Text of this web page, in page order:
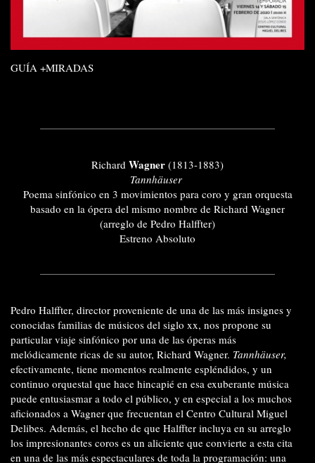
GUÍA +MIRADAS
Richard Wagner (1813-1883)
Tannhäuser
Poema sinfónico en 3 movimientos para coro y gran orquesta
basado en la ópera del mismo nombre de Richard Wagner
(arreglo de Pedro Halffter)
Estreno Absoluto
Pedro Halffter, director proveniente de una de las más insignes y
conocidas familias de músicos del siglo xx, nos propone su
particular viaje sinfónico por una de las óperas más
melódicamente ricas de su autor, Richard Wagner. Tannhäuser,
efectivamente, tiene momentos realmente espléndidos, y un
continuo orquestal que hace hincapié en esa exuberante música
puede entusiasmar a todo el público, y en especial a los muchos
aficionados a Wagner que frecuentan el Centro Cultural Miguel
Delibes. Además, el hecho de que Halffter incluya en su arreglo
los impresionantes coros es un aliciente que convierte a esta cita
en una de las más espectaculares de toda la programación: una